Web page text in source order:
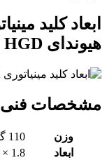
هیوندای HGD
مشخصات فنی
وزن
110 گرم
ابعاد
1.8 × 9.3 × 7.5 سانتیمتر